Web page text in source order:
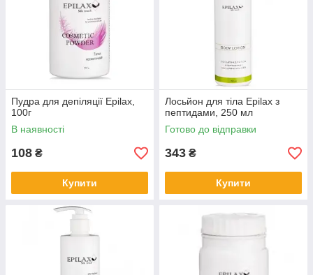
Пудра для депіляції Epilax,
100г
В наявності
108 ₴
Купити
Лосьйон для тіла Epilax з
пептидами, 250 мл
Готово до відправки
343 ₴
Купити